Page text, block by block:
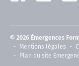
© 2026 Émergences
Mentions légales
Plan du site